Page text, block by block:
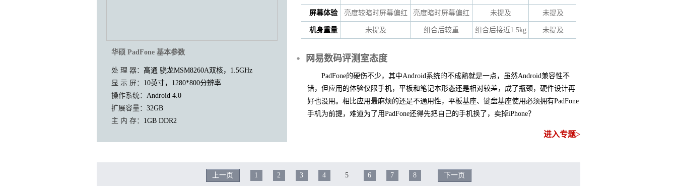
华硕 PadFone 基本参数
处 理 器： 高通 骁龙MSM8260A双核，1.5GHz
显 示 屏： 10英寸，1280*800分辨率
操作系统： Android 4.0
扩展容量： 32GB
主 内 存： 1GB DDR2
屏幕体验 亮度较暗时屏幕偏红 亮度暗时屏幕偏红 未提及 未提及
机身重量 未提及 组合后较重 组合后接近1.5kg 未提及
网易数码评测室态度
PadFone的硬伤不少，其中Android系统的不成熟就是一点，虽然Android兼容性不
错，但应用的体验仅限手机，平板和笔记本形态还是相对较差，成了瓶颈，硬件设计再
好也没用。相比应用最麻烦的还是不通用性，平板基座、键盘基座使用必须拥有PadFone
手机为前提，难道为了用PadFone还得先把自己的手机换了，卖掉iPhone？
进入专题>
上一页 1 2 3 4 5 6 7 8 下一页